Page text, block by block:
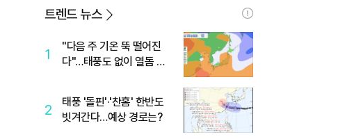
트렌드 뉴스
1
"다음 주 기온 뚝 떨어진
다"…태풍도 없이 열돔 박
2
태풍 '돌핀'·'찬홈' 한반도
빗겨간다…예상 경로는?